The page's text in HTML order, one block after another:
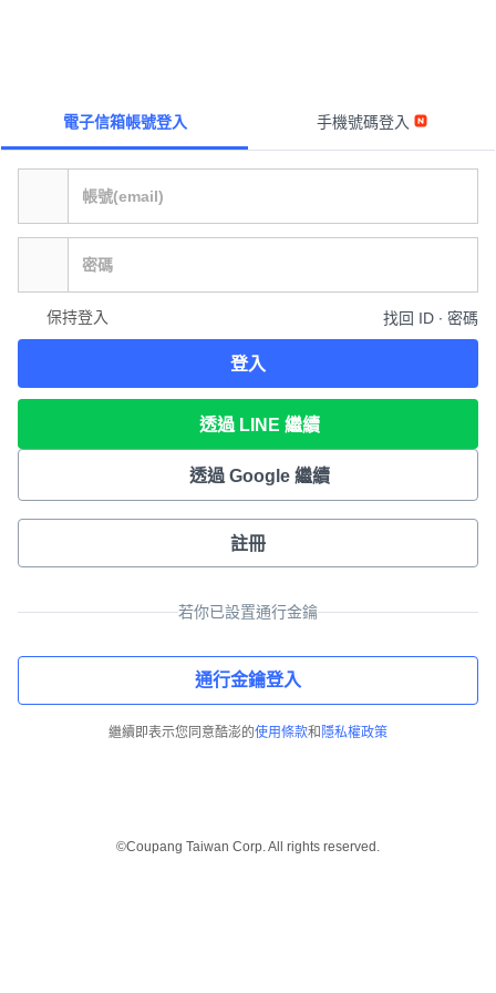
電子信箱帳號登入 手機號碼登入
保持登入 找回 ID ∙ 密碼
登入
透過 LINE 繼續
透過 Google 繼續
註冊
若你已設置通行金鑰
通行金鑰登入
繼續即表示您同意酷澎的使用條款和 隱私權政策
©Coupang Taiwan Corp. All rights reserved.